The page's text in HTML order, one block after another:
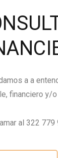
a a
financiero y/
al 322 779